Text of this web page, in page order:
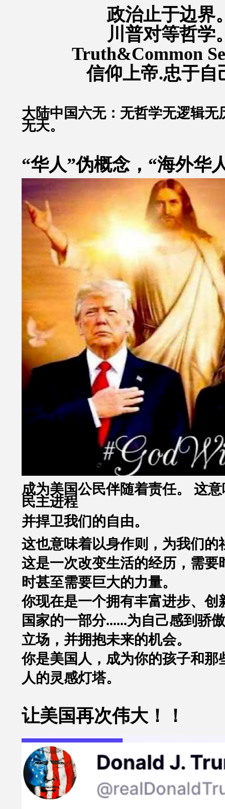
政治止于边界
川普对等哲学
Truth&Common
信仰上帝.忠于自
大陆中国六无：无哲学无逻辑无
无天。
“华人”伪概念，“海外华
成为美国公民伴随着责任。 这
民主进程
并捍卫我们的自由。
这也意味着以身作则，为我们的
这是一次改变生活的经历，需要
时甚至需要巨大的力量。
你现在是一个拥有丰富进步、创
国家的一部分......为自己感到骄
立场，并拥抱未来的机会。
你是美国人， 成为你的孩子和那
人的灵感灯塔。
让美国再次伟大！！